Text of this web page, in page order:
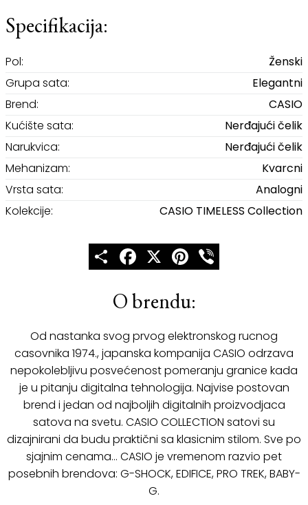
Specifikacija:
Pol:
Ženski
Grupa sata:
Elegantni
Brend:
CASIO
Kućište sata:
Nerđajući čelik
Narukvica:
Nerđajući čelik
Mehanizam:
Kvarcni
Vrsta sata:
Analogni
Kolekcije:
CASIO TIMELESS Collection
ShareFacebook
X Pinterest
O brendu:
Od nastanka svog prvog elektronskog rucnog
casovnika 1974., japanska kompanija CASIO odrzava
nepokolebljivu posvećenost pomeranju granice kada
je u pitanju digitalna tehnologija. Najvise postovan
brend i jedan od najboljih digitalnih proizvodjaca
satova na svetu. CASIO COLLECTION satovi su
dizajnirani da budu praktični sa klasicnim stilom. Sve po
sjajnim cenama… CASIO je vremenom razvio pet
posebnih brendova: G-SHOCK, EDIFICE, PRO TREK, BABY-
G.